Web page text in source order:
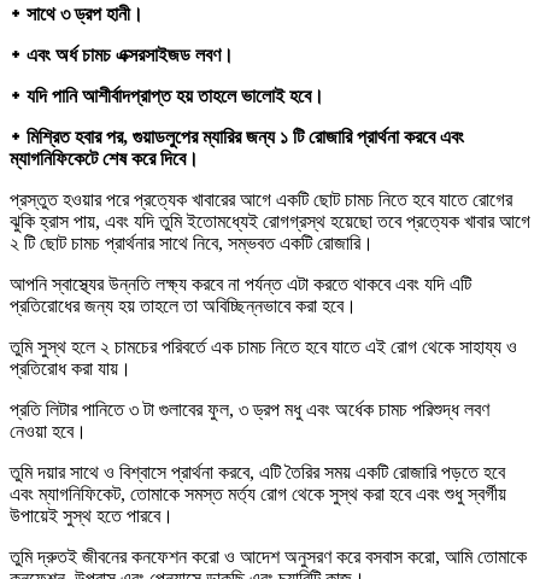
᛭ সাথে ৩ ড্রপ হানী।
᛭ এবং অর্ধ চামচ এক্সরসাইজড লবণ।
᛭ যদি পানি আশীর্বাদপ্রাপ্ত হয় তাহলে ভালোই হবে।
᛭ মিশ্রিত হবার পর, গুয়াডলুপের ম্যারির জন্য ১ টি রোজারি প্রার্থনা করবে এবং
ম্যাগনিফিকেটে শেষ করে দিবে।
প্রস্তুত হওয়ার পরে প্রত্যেক খাবারের আগে একটি ছোট চামচ নিতে হবে যাতে রোগের
ঝুকি হ্রাস পায়, এবং যদি তুমি ইতোমধ্যেই রোগগ্রস্থ হয়েছো তবে প্রত্যেক খাবার আগে
২ টি ছোট চামচ প্রার্থনার সাথে নিবে, সম্ভবত একটি রোজারি।
আপনি স্বাস্থ্যের উন্নতি লক্ষ্য করবে না পর্যন্ত এটা করতে থাকবে এবং যদি এটি
প্রতিরোধের জন্য হয় তাহলে তা অবিচ্ছিন্নভাবে করা হবে।
তুমি সুস্থ হলে ২ চামচের পরিবর্তে এক চামচ নিতে হবে যাতে এই রোগ থেকে সাহায্য ও
প্রতিরোধ করা যায়।
প্রতি লিটার পানিতে ৩ টা গুলাবের ফুল, ৩ ড্রপ মধু এবং অর্ধেক চামচ পরিশুদ্ধ লবণ
নেওয়া হবে।
তুমি দয়ার সাথে ও বিশ্বাসে প্রার্থনা করবে, এটি তৈরির সময় একটি রোজারি পড়তে হবে
এবং ম্যাগনিফিকেট, তোমাকে সমস্ত মর্ত্য রোগ থেকে সুস্থ করা হবে এবং শুধু স্বর্গীয়
উপায়েই সুস্থ হতে পারবে।
তুমি দ্রুতই জীবনের কনফেশন করো ও আদেশ অনুসরণ করে বসবাস করো, আমি তোমাকে